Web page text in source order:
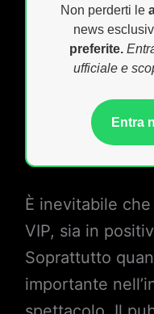
Non perderti le
news
preferite.
ufficiale e
Entra
È inevitabile
VIP, sia in
Soprattutto
importante